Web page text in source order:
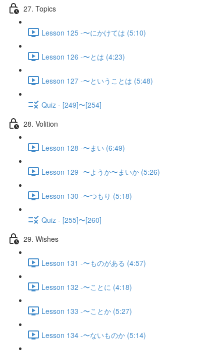
27. Topics
Lesson 125 -〜にかけては (5:10)
Lesson 126 -〜とは (4:23)
Lesson 127 -〜ということは (5:48)
Quiz - [249]〜[254]
28. Volition
Lesson 128 -〜まい (6:49)
Lesson 129 -〜ようか〜まいか (5:26)
Lesson 130 -〜つもり (5:18)
Quiz - [255]〜[260]
29. Wishes
Lesson 131 -〜ものがある (4:57)
Lesson 132 -〜ことに (4:18)
Lesson 133 -〜ことか (5:27)
Lesson 134 -〜ないものか (5:14)